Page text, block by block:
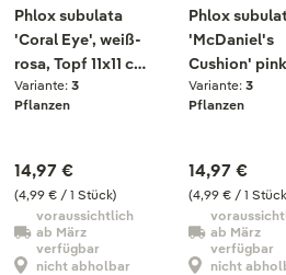
Phlox subulata
'Coral Eye', weiß-
rosa, Topf 11x11 cm,
3 Pflanzen
Variante:3
Pflanzen
(4,99 € / 1 Stück)
14,97 €
voraussichtlich
ab März
verfügbar
nicht abholbar
Phlox
'McDaniel's
Cushion'
Topf 11x11
Pflanzen
Variante: 3
Pflanzen
(4,99 € / 1
14,97 €
ab März
verfügbar
nicht